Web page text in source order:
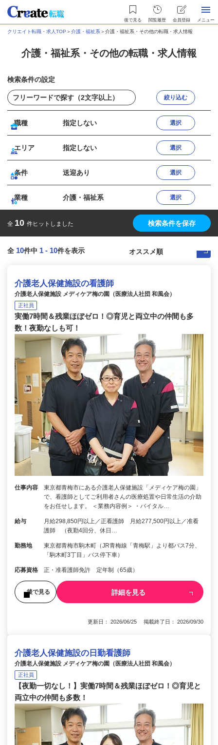
後で見る 閲覧履歴 会員登録 メニュー
クリエイト転職・求人TOP ＞介護・福祉系＞介護・福祉系・その他の転職・求人情報
介護・福祉系・その他の転職・求人情報
検索条件の設定
絞り込む
職種 指定しない 選択
エリア 指定しない 選択
条件 送迎あり 選択
業種 介護・福祉系 選択
全 10 件ヒットしました 検索条件を保存
全 10件中 1 - 10件を表示
介護老人保健施設の看護師
介護老人保健施設 メディケア梅の園（医療法人社団 和風会）
正社員
実働7時間＆残業ほぼゼロ！◎育児と両立中の仲間も多
数！夜勤なしも可！
仕事内容
東京都青梅市にある介護老人保健施設「メディケア梅の園」
で、看護師としてご利用者さんの医療処置や日常生活の介助
をお任せします。 ＜業務内容例＞ ・バイタル…
給与
月給298,850円以上／正看護師 月給277,500円以上／准看
護師 （夜勤4回分、休日…
勤務地
東京都青梅市駒木町（JR青梅線「青梅駅」より都バス7分、
「駒木町3丁目」バス停下車）
応募資格 正・准看護師免許 定年制（65歳）
後で見る 詳細を見る
更新日： 2026/06/25 掲載終了日： 2026/09/30
介護老人保健施設の日勤看護師
介護老人保健施設 メディケア梅の園（医療法人社団 和風会）
正社員
【夜勤一切なし！】実働7時間＆残業ほぼゼロ！◎育児と
両立中の仲間も多数！